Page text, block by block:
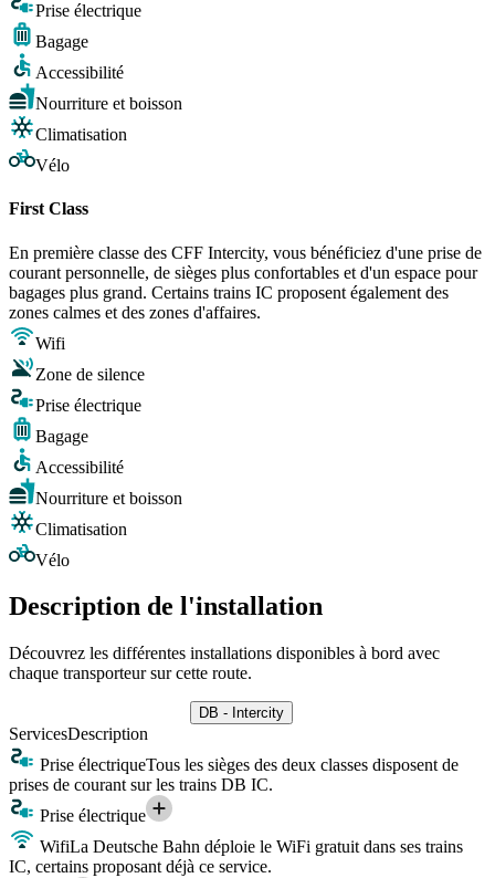
Prise électrique
Bagage
Accessibilité
Nourriture et boisson
Climatisation
Vélo
First Class
En première classe des CFF Intercity, vous bénéficiez d'une prise de
courant personnelle, de sièges plus confortables et d'un espace pour
bagages plus grand. Certains trains IC proposent également des
zones calmes et des zones d'affaires.
Wifi
Zone de silence
Prise électrique
Bagage
Accessibilité
Nourriture et boisson
Climatisation
Vélo
Description de l'installation
Découvrez les différentes installations disponibles à bord avec
chaque transporteur sur cette route.
DB - Intercity
ServicesDescription
Prise électriqueTous les sièges des deux classes disposent de
prises de courant sur les trains DB IC.
Prise électrique
WifiLa Deutsche Bahn déploie le WiFi gratuit dans ses trains
IC, certains proposant déjà ce service.